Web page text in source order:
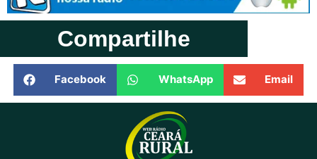
Compartilhe
Facebook WhatsApp Email